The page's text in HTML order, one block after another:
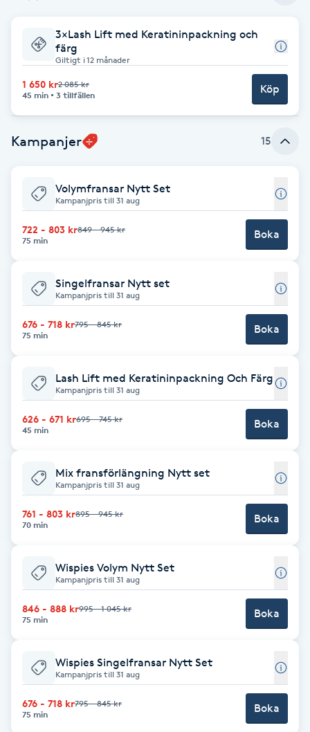
Balayage
Bambumassage
Barber
Blowout
Bottenfärg
Brynformning
Brynfärgning
Bröllopsuppsättning
Coachning
Color correction
Cryoterapi
D
Damklippning
Dermapen
3×Lash Lift med Keratininpackning och
färg
Giltigt i 12 månader
1 650 kr2 085 kr
45 min
3 tillfällen Köp
Kampanjer 15
Volymfransar Nytt Set
Kampanjpris till 31 aug
722 - 803 kr849 - 945 kr
75 min
Boka
Singelfransar Nytt set
Kampanjpris till 31 aug
676 - 718 kr795 - 845 kr
75 min
Boka
Lash Lift med Keratininpackning Och Färg
Kampanjpris till 31 aug
626 - 671 kr695 - 745 kr
45 min
Boka
Mix fransförlängning Nytt set
Kampanjpris till 31 aug
761 - 803 kr895 - 945 kr
70 min
Boka
Wispies Volym Nytt Set
Kampanjpris till 31 aug
846 - 888 kr995 - 1 045 kr
75 min
Boka
Wispies Singelfransar Nytt Set
Kampanjpris till 31 aug
676 - 718 kr795 - 845 kr
75 min
Boka